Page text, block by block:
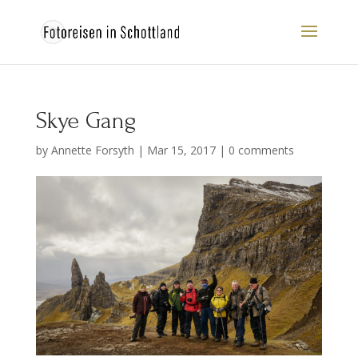
Skye Gang
by Annette Forsyth | Mar 15, 2017| 0 comments